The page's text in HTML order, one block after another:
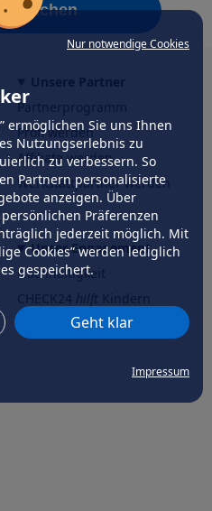
Nur notwendige Cookies
ermöglichen Sie uns Ihnen
Nutzungserlebnis zu
zu verbessern. So
Partnern personalisierte
anzeigen. Über
Präferenzen
jederzeit möglich. Mit
Cookies” werden lediglich
gespeichert.
Geht klar
Impressum
Partnerprogramm
Profi werden
Affiliate werden
Werkstattpartner werden
Unser Engagement
Nachhaltigkeit
CHECK24hilftder Natur